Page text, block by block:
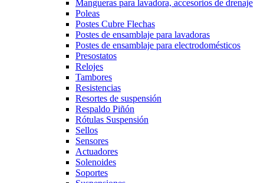
Mangueras para lavadora, accesorios de drenaje
Poleas
Postes Cubre Flechas
Postes de ensamblaje para lavadoras
Postes de ensamblaje para electrodomésticos
Presostatos
Relojes
Tambores
Resistencias
Resortes de suspensión
Respaldo Piñón
Rótulas Suspensión
Sellos
Sensores
Actuadores
Solenoides
Soportes